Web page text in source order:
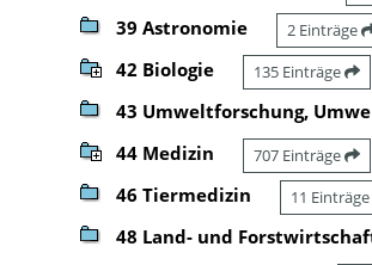
39 Astronomie 2 Einträge
42 Biologie 135 Einträge
43 Umweltforschung,
44 Medizin 707 Einträge
46 Tiermedizin 11 Einträge
48 Land- und